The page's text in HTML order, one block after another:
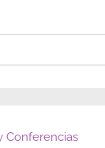
Conferencias